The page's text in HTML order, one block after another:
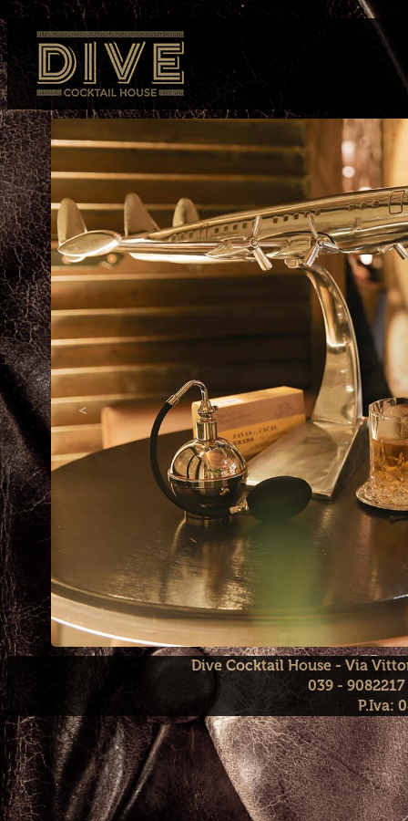
<
Dive Cocktail House - Via
039 - 9082217
P.Iva: